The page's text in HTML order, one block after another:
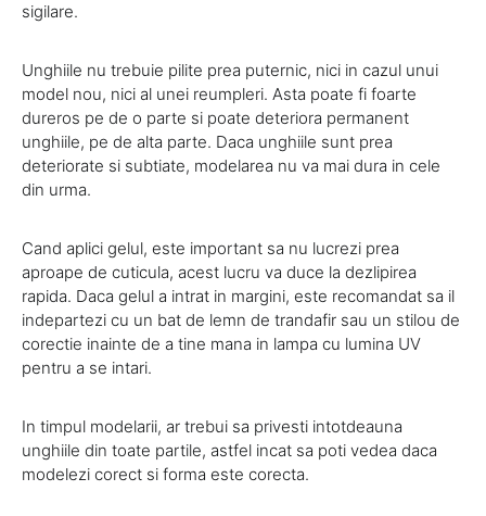
sigilare.
Unghiile nu trebuie pilite prea puternic, nici in cazul unui
model nou, nici al unei reumpleri. Asta poate fi foarte
dureros pe de o parte si poate deteriora permanent
unghiile, pe de alta parte. Daca unghiile sunt prea
deteriorate si subtiate, modelarea nu va mai dura in cele
din urma.
Cand aplici gelul, este important sa nu lucrezi prea
aproape de cuticula, acest lucru va duce la dezlipirea
rapida. Daca gelul a intrat in margini, este recomandat sa il
indepartezi cu un bat de lemn de trandafir sau un stilou de
corectie inainte de a tine mana in lampa cu lumina UV
pentru a se intari.
In timpul modelarii, ar trebui sa privesti intotdeauna
unghiile din toate partile, astfel incat sa poti vedea daca
modelezi corect si forma este corecta.